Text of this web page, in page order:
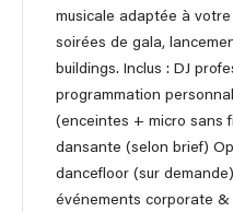
musicale adaptée à
soirées de gala,
buildings. Inclus : DJ
programmation
(enceintes + micro sans
dansante (selon brief)
dancefloor (sur
événements corporate